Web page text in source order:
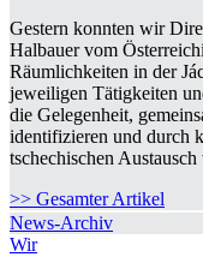
Gestern konnten wir
Halbauer vom
Räumlichkeiten in der
jeweiligen Tätigkeiten
die Gelegenheit,
identifizieren und durch
tschechischen
>> Gesamter Artikel
News-Archiv
Wir